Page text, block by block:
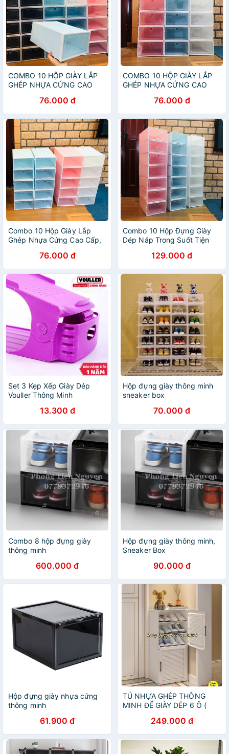
COMBO 10 HỘP GIÀY LẮP
GHÉP NHỰA CỨNG CAO
LẮP GHÉP THÔNG MINH
76.000 đ
COMBO 10 HỘP GIÀY LẮP
GHÉP NHỰA CỨNG CAO
LẮP GHÉP THÔNG MINH
76.000 đ
Combo 10 Hộp Giày Lắp
Ghép Nhựa Cứng Cao Cấp,
Ghép Thông Minh
76.000 đ
Combo 10 Hộp Đựng Giày
Dép Nắp Trong Suốt Tiện
Minh Size To129.000 đ
Set 3 Kẹp Xếp Giày Dép
Vouller Thông Minh
13.300 đ
Hộp đựng giày thông minh
sneaker box
70.000 đ
Combo 8 hộp đựng giày
thông minh
600.000 đ
Hộp đựng giày thông minh,
Sneaker Box
90.000 đ
Hộp đựng giày nhựa cứng
thông minh
61.900 đ
TỦ NHỰA GHÉP THÔNG
MINH ĐỂ GIÀY DÉP 6 Ô (
249.000 đ